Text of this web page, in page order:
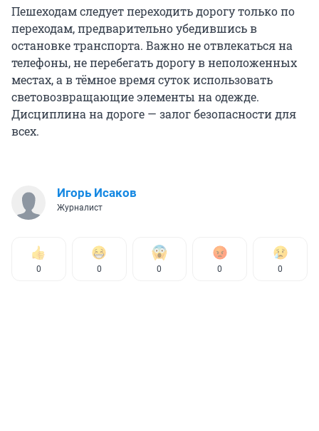
Пешеходам следует переходить дорогу только по
переходам, предварительно убедившись в
остановке транспорта. Важно не отвлекаться на
телефоны, не перебегать дорогу в неположенных
местах, а в тёмное время суток использовать
световозвращающие элементы на одежде.
Дисциплина на дороге — залог безопасности для
всех.
Игорь Исаков
Журналист
0 0 0 0 0